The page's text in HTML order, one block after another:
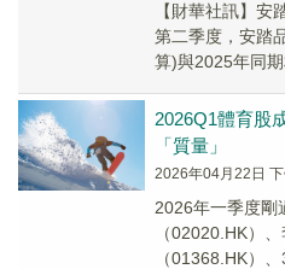
【財華社訊】
第二季度，安踏
算)與2025年同
2026Q1體育股
「質量」
2026年04月22日
2026年一季度剛
（02020.HK）
（01368.HK）